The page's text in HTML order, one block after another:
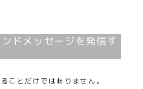
ドメッセージを発信す
ことだけではありません。